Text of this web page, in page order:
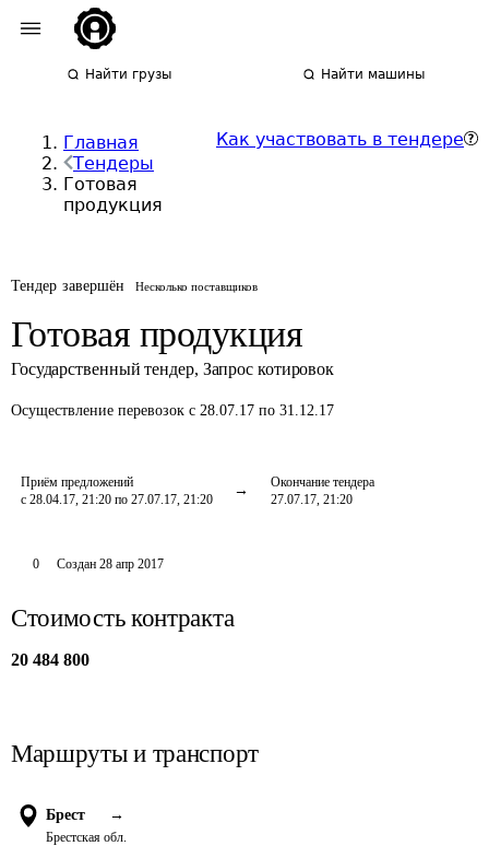
Найти грузы Найти машины
Главная
Тендеры
Готовая
продукция
Как участвовать в тендере
Тендер завершён Несколько поставщиков
Готовая продукция
Государственный тендер, Запрос котировок
Осуществление перевозок с 28.07.17 по 31.12.17
Приём предложений
с 28.04.17, 21:20 по 27.07.17, 21:20
Окончание тендера
27.07.17, 21:20
0 Создан 28 апр 2017
Стоимость контракта
20 484 800
Маршруты и транспорт
Брест →
Брестская обл.